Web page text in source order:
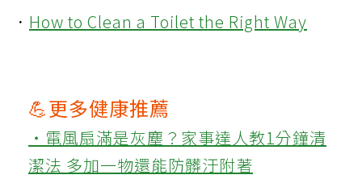
． How to Clean a Toilet the Right Way
💪更多健康推薦
‧電風扇滿是灰塵？家事達人教1分鐘清
潔法 多加一物還能防髒汙附著